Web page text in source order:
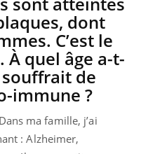
dont
C’est le
À quel âge a-t-
de
immune ?
Dans ma famille, j’ai
: Alzheimer,